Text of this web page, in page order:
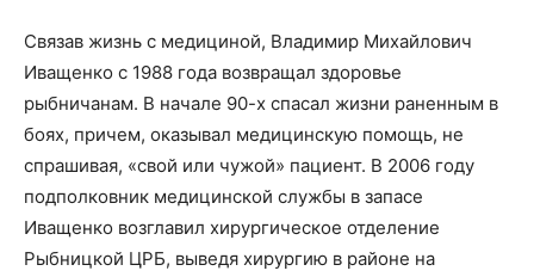
Связав жизнь с медициной, Владимир Михайлович
Иващенко с 1988 года возвращал здоровье
рыбничанам. В начале 90-х спасал жизни раненным в
боях, причем, оказывал медицинскую помощь, не
спрашивая, «свой или чужой» пациент. В 2006 году
подполковник медицинской службы в запасе
Иващенко возглавил хирургическое отделение
Рыбницкой ЦРБ, выведя хирургию в районе на